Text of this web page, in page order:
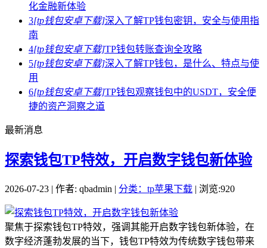
化金融新体验
3[tp钱包安卓下载]深入了解TP钱包密钥，安全与使用指
南
4[tp钱包安卓下载]TP钱包转账查询全攻略
5[tp钱包安卓下载]深入了解TP钱包，是什么、特点与使
用
6[tp钱包安卓下载]TP钱包观察钱包中的USDT，安全便
捷的资产洞察之道
最新消息
探索钱包TP特效，开启数字钱包新体验
2026-07-23 | 作者: qbadmin | 分类：tp苹果下载 | 浏览:920
聚焦于探索钱包TP特效，强调其能开启数字钱包新体验，在
数字经济蓬勃发展的当下，钱包TP特效为传统数字钱包带来